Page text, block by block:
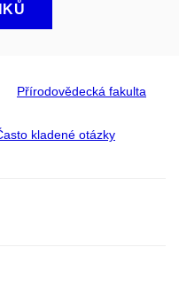
Přírodovědecká fakulta
kladené otázky